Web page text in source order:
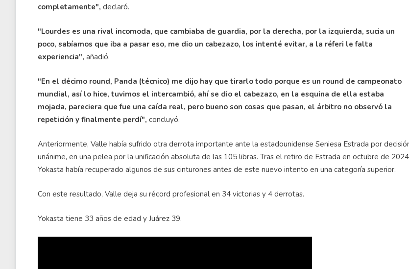
completamente", declaró.
"Lourdes es una rival incomoda, que cambiaba de guardia, por la derecha, por la izquierda, sucia un
poco, sabíamos que iba a pasar eso, me dio un cabezazo, los intenté evitar, a la réferi le falta
experiencia", añadió.
"En el décimo round, Panda (técnico) me dijo hay que tirarlo todo porque es un round de campeonato
mundial, así lo hice, tuvimos el intercambió, ahí se dio el cabezazo, en la esquina de ella estaba
mojada, pareciera que fue una caída real, pero bueno son cosas que pasan, el árbitro no observó la
repetición y finalmente perdí", concluyó.
Anteriormente, Valle había sufrido otra derrota importante ante la estadounidense Seniesa Estrada por
unánime, en una pelea por la unificación absoluta de las 105 libras. Tras el retiro de Estrada en octubre de
Yokasta había recuperado algunos de sus cinturones antes de este nuevo intento en una categoría superior.
Con este resultado, Valle deja su récord profesional en 34 victorias y 4 derrotas.
Yokasta tiene 33 años de edad y Juárez 39.